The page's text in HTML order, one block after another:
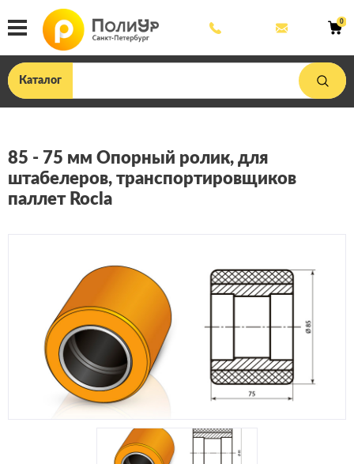
33
0
Каталог
85 - 75 мм Опорный ролик, для
штабелеров, транспортировщиков
паллет Rocla